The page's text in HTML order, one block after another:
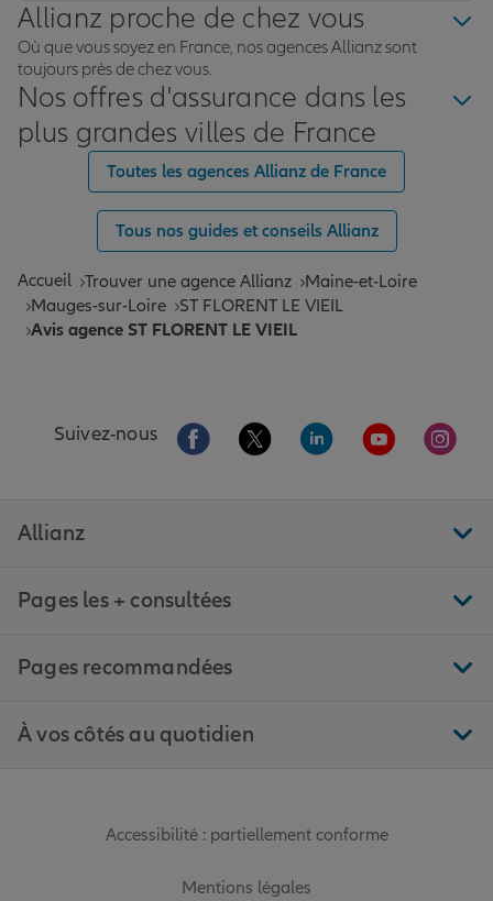
Allianz proche de chez vous
Où que vous soyez en France, nos agences Allianz sont
toujours près de chez vous.
Nos offres d'assurance dans les
plus grandes villes de France
Toutes les agences Allianz de France
Tous nos guides et conseils Allianz
Accueil Trouver une agence Allianz
Maine-et-Loire
Mauges-sur-Loire
ST FLORENT LE VIEIL
Avis agence ST FLORENT LE VIEIL
Suivez-nous Aller sur la page Facebook de Allianz
Aller sur la page Twitter de
Aller sur la page
Aller sur la
Aller
Allianz
Pages les + consultées
Pages recommandées
À vos côtés au quotidien
Accessibilité : partiellement conforme
Mentions légales